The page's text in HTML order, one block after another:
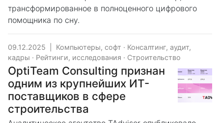
трансформированное в полноценного цифрового
помощника по сну.
09.12.2025 Компьютеры, софт · Консалтинг, аудит,
кадры · Рейтинги, исследования · Строительство
OptiTeam Consulting признан
одним из крупнейших ИТ-
поставщиков в сфере
строительства